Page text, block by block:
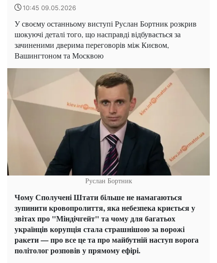
10:45 09.05.2026
У своєму останньому виступі Руслан Бортник розкрив
шокуючі деталі того, що насправді відбувається за
зачиненими дверима переговорів між Києвом,
Вашингтоном та Москвою
Руслан Бортник
Чому Сполучені Штати більше не намагаються
зупинити кровопролиття, яка небезпека криється у
звітах про "Міндічгейт" та чому для багатьох
українців корупція стала страшнішою за ворожі
ракети — про все це та про майбутній наступ ворога
політолог розповів у прямому ефірі.